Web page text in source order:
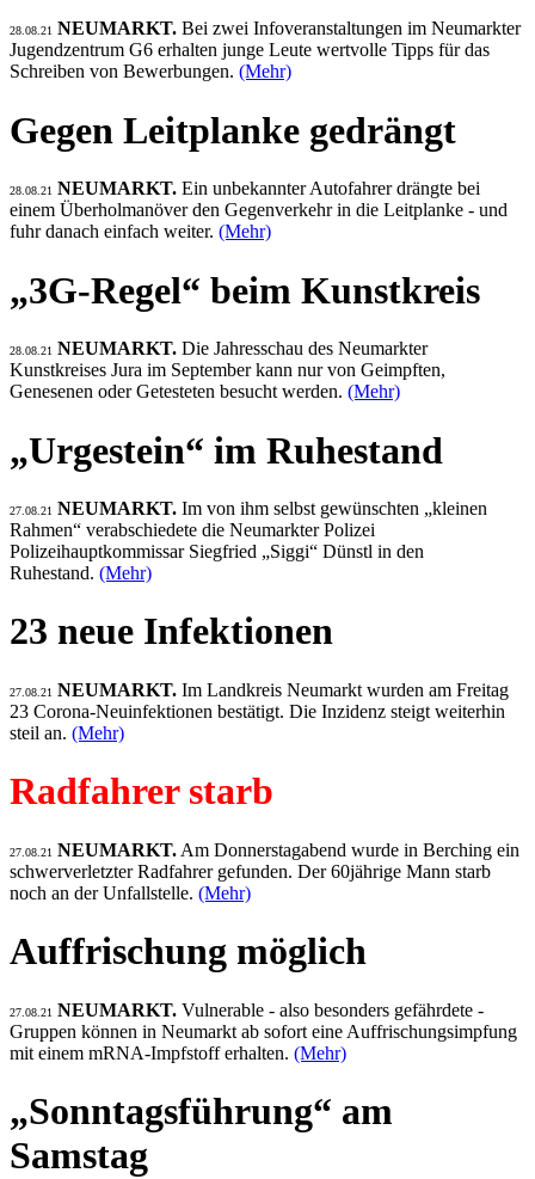
28.08.21 NEUMARKT. Bei zwei Infoveranstaltungen im Neumarkter
Jugendzentrum G6 erhalten junge Leute wertvolle Tipps für das
Schreiben von Bewerbungen. (Mehr)
Gegen Leitplanke gedrängt
28.08.21 NEUMARKT. Ein unbekannter Autofahrer drängte bei
einem Überholmanöver den Gegenverkehr in die Leitplanke - und
fuhr danach einfach weiter. (Mehr)
„3G-Regel“ beim Kunstkreis
28.08.21 NEUMARKT. Die Jahresschau des Neumarkter
Kunstkreises Jura im September kann nur von Geimpften,
Genesenen oder Getesteten besucht werden. (Mehr)
„Urgestein“ im Ruhestand
27.08.21 NEUMARKT. Im von ihm selbst gewünschten „kleinen
Rahmen“ verabschiedete die Neumarkter Polizei
Polizeihauptkommissar Siegfried „Siggi“ Dünstl in den
Ruhestand. (Mehr)
23 neue Infektionen
27.08.21 NEUMARKT. Im Landkreis Neumarkt wurden am Freitag
23 Corona-Neuinfektionen bestätigt. Die Inzidenz steigt weiterhin
steil an. (Mehr)
Radfahrer starb
27.08.21 NEUMARKT. Am Donnerstagabend wurde in Berching ein
schwerverletzter Radfahrer gefunden. Der 60jährige Mann starb
noch an der Unfallstelle. (Mehr)
Auffrischung möglich
27.08.21 NEUMARKT. Vulnerable - also besonders gefährdete -
Gruppen können in Neumarkt ab sofort eine Auffrischungsimpfung
mit einem mRNA-Impfstoff erhalten. (Mehr)
„Sonntagsführung“ am
Samstag